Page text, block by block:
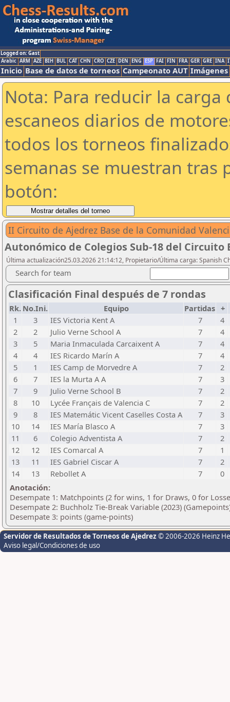
Logged on: Gast
Arabic ARM AZE BIH BUL CAT CHN CRO CZE DEN ENG ESP FAI FIN FRA GER GRE INA
Inicio Base de datos de torneos Campeonato AUT Imágenes
Nota: Para reducir la
escaneos diarios de
todos los torneos
semanas se muestran tras
botón:
II Circuito de Ajedrez Base de la Comunidad
Autonómico de Colegios Sub-18 del Circuito
Última actualización25.03.2026 21:14:12, Propietario/Última carga: Spanish
Search for team
Clasificación Final después de 7 rondas
Rk. No.Ini. Equipo Partidas +
1
3 IES Victoria Kent A 7
4
2
2 Julio Verne School A 7
4
3
5 Maria Inmaculada Carcaixent A 7
4
4
4 IES Ricardo Marín A 7
4
5
1 IES Camp de Morvedre A 7
2
6
7 IES la Murta A A 7
3
7
9 Julio Verne School B 7
2
8
10 Lycée Français de Valencia C 7
2
9
8 IES Matemátic Vicent Caselles Costa A 7
3
10
14 IES María Blasco A 7
3
11
6 Colegio Adventista A 7
2
12
12 IES Comarcal A 7
1
13
11 IES Gabriel Ciscar A 7
2
14
13 Rebollet A 7
0
Anotación:
Desempate 1: Matchpoints (2 for wins, 1 for Draws, 0 for
Desempate 2: Buchholz Tie-Break Variable (2023)
Desempate 3: points (game-points)
Servidor de Resultados de Torneos de Ajedrez © 2006-2026 Heinz
Aviso legal/Condiciones de uso